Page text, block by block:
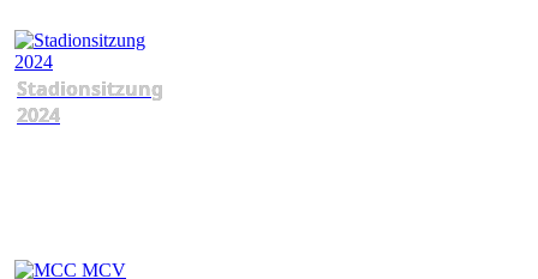
Stadionsitzung
2024